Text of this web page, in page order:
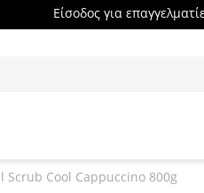
Είσοδος για
Scrub Cool Cappuccino 800g